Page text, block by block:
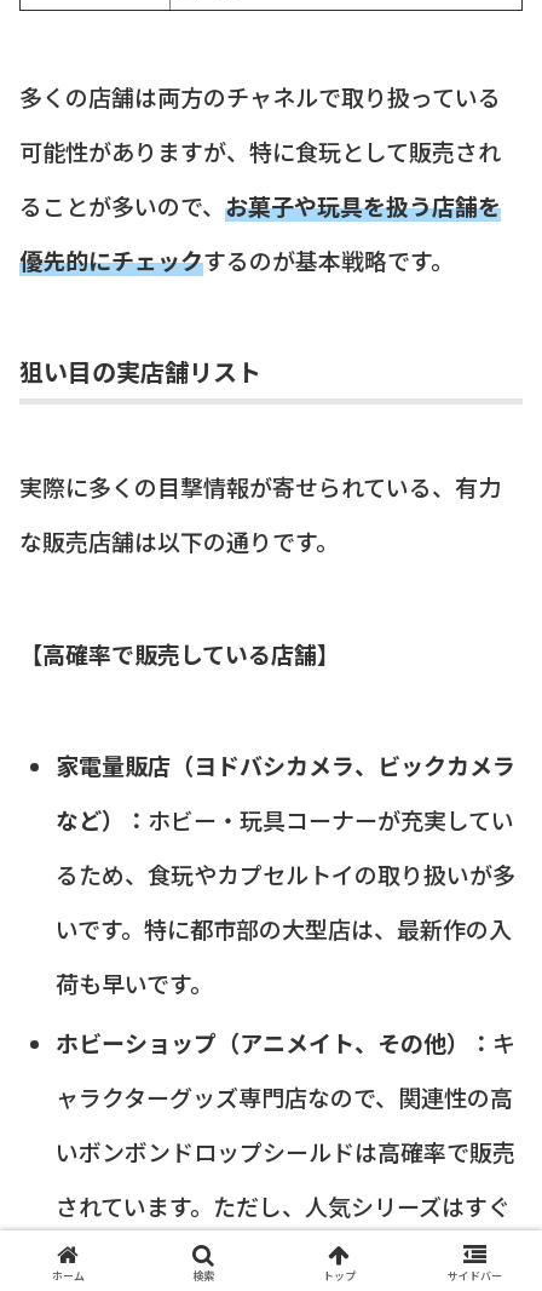
多くの店舗は両方のチャネルで取り扱っている
可能性がありますが、特に食玩として販売され
ることが多いので、 お菓子や玩具を扱う店舗を
優先的にチェックするのが基本戦略です。
狙い目の実店舗リスト
実際に多くの目撃情報が寄せられている、有力
な販売店舗は以下の通りです。
【高確率で販売している店舗】
家電量販店（ヨドバシカメラ、ビックカメラ
など）： ホビー・玩具コーナーが充実してい
るため、食玩やカプセルトイの取り扱いが多
いです。特に都市部の大型店は、最新作の入
荷も早いです。
ホビーショップ（アニメイト、その他）： キ
ャラクターグッズ専門店なので、関連性の高
いボンボンドロップシールドは高確率で販売
されています。ただし、人気シリーズはすぐ
に売り切れる可能性が高いです。
ホーム 検索 トップ サイドバー